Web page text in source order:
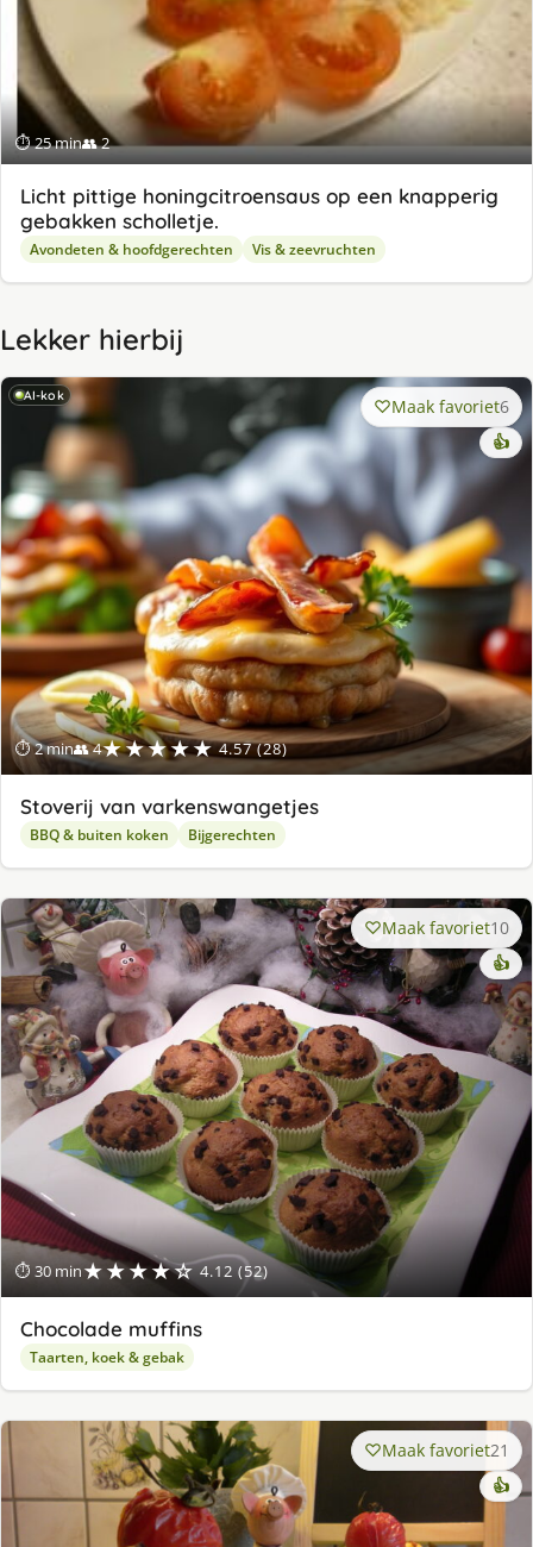
⏱ 25 min👥 2
Licht pittige honingcitroensaus op een knapperig
gebakken scholletje.
Avondeten & hoofdgerechten Vis & zeevruchten
Lekker hierbij
AI-kok
⏱ 2 min👥 4★★★★★ 4.57 (28)
Maak favoriet6
👍
Stoverij van varkenswangetjes
BBQ & buiten koken Bijgerechten
⏱ 30 min★★★★☆ 4.12 (52)
Maak favoriet10
👍
Chocolade muffins
Taarten, koek & gebak
Maak favoriet21
👍